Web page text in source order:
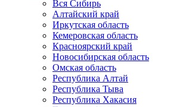
Вся Сибирь
Алтайский край
Иркутская область
Кемеровская область
Красноярский край
Новосибирская область
Омская область
Республика Алтай
Республика Тыва
Республика Хакасия